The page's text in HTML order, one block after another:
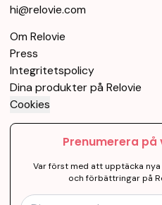
hi@relovie.com
Om Relovie
Press
Integritetspolicy
Dina produkter på Relovie
Cookies
Prenumerera
Var först med att upptäcka
och förbättringar på